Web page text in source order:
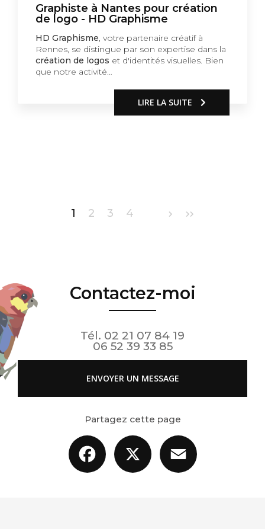
Graphiste à Nantes pour création
de logo - HD Graphisme
HD Graphisme, votre partenaire créatif à
Rennes, se distingue par son expertise dans la
création de logos et d'identités visuelles. Bien
que notre activité…
LIRE LA SUITE
1 2 3 4
Contactez-moi
Tél. 02 21 07 84 19
06 52 39 33 85
ENVOYER UN MESSAGE
Partagez cette page
Facebook